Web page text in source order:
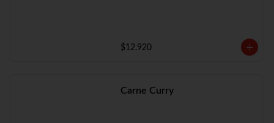
$12.920
Carne Curry